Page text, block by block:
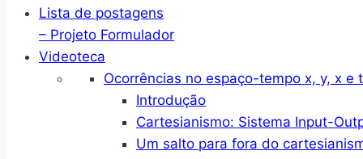
Lista de postagens
– Projeto Formulador
Videoteca
Ocorrências no espaço-tempo x, y, x e t
Introdução
Cartesianismo: Sistema Input-
Um salto para fora do